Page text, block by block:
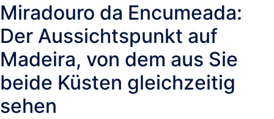
Miradouro da Encumeada:
Der Aussichtspunkt auf
Madeira, von dem aus Sie
beide Küsten gleichzeitig
sehen